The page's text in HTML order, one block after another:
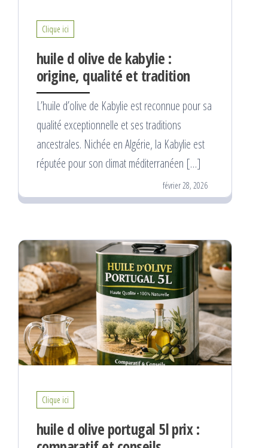
Clique ici
huile d olive de kabylie :
origine, qualité et tradition
L’huile d’olive de Kabylie est reconnue pour sa
qualité exceptionnelle et ses traditions
ancestrales. Nichée en Algérie, la Kabylie est
réputée pour son climat méditerranéen […]
février 28, 2026
Clique ici
huile d olive portugal 5l prix :